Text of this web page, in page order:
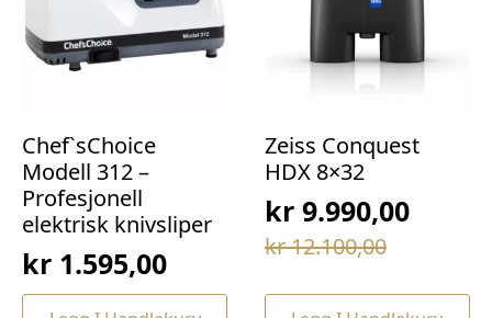
Chef`sChoice
Modell 312 –
Profesjonell
elektrisk knivsliper
kr 1.595,00
Zeiss Conquest
HDX 8×32
kr12.100,00
Opprinnelig
var:
kr9.990,00
Nåværende
er: